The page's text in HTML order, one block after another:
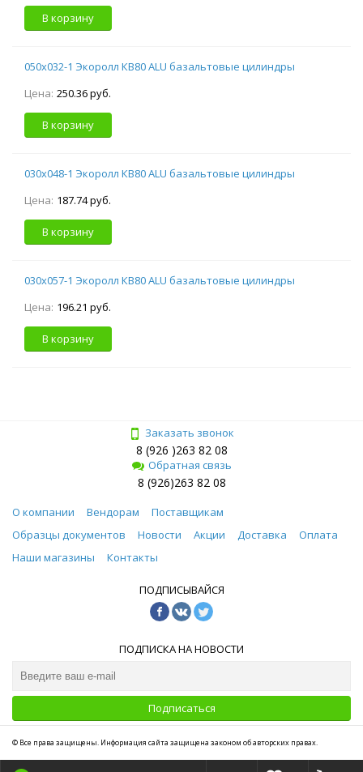
В корзину
050х032-1 Экоролл КВ80 ALU базальтовые цилиндры
Цена: 250.36 руб.
В корзину
030х048-1 Экоролл КВ80 ALU базальтовые цилиндры
Цена: 187.74 руб.
В корзину
030х057-1 Экоролл КВ80 ALU базальтовые цилиндры
Цена: 196.21 руб.
В корзину
Заказать звонок
8 (926 )263 82 08
Обратная связь
8 (926)263 82 08
О компании Вендорам
Поставщикам
Образцы документов
Новости Акции Доставка
Оплата
Наши магазины
Контакты
ПОДПИСЫВАЙСЯ
ПОДПИСКА НА НОВОСТИ
Подписаться
© Все права защищены. Информация сайта защищена законом об авторских правах.